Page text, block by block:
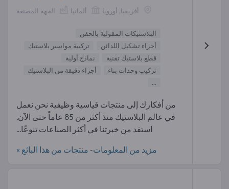
الجهة المصنعة ألمانيا أفريقيا, أوروبا
البلاستيكات المقولبة بالحقن
أجزاء تشكيل اللدائن
تركيبة مواسير بلاستيك
قطع بلاستيك تقنية
نماذج أولية
تركيب وحدات بناء
أجزاء دقيقة من البلاستيك
...
من أفكارك إلى منتجات قياسية وظيفية نحن نعمل
في عالم البلاستيك منذ أكثر من 85 عاماً حتى الآن.
استفد من خبرتنا في أكثر الصناعات تنوعًا...
مزيد من المعلومات- منتجات من هذا البائع »